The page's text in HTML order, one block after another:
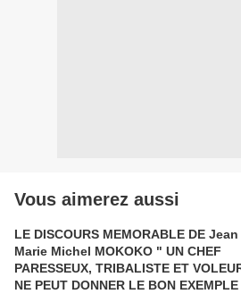
Vous aimerez aussi
LE DISCOURS MEMORABLE DE Jean
Marie Michel MOKOKO " UN CHEF
PARESSEUX, TRIBALISTE ET VOLEUR
NE PEUT DONNER LE BON EXEMPLE